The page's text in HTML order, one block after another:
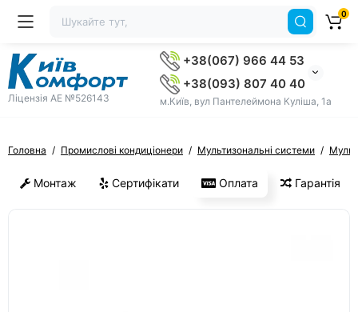
Ліцензія AE №526143
+38(067) 966 44 53
+38(093) 807 40 40
м.Київ, вул Пантелеймона Куліша, 1а
0
Головна Промислові кондиціонери Мультизональні системи
Монтаж Сертифікати Оплата Гарантія